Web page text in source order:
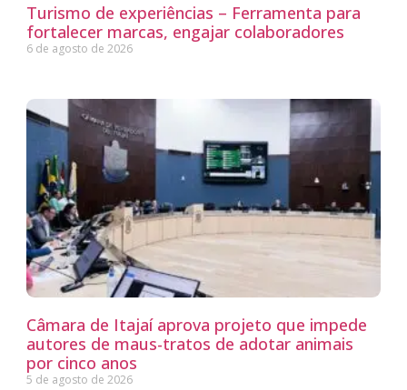
Turismo de experiências – Ferramenta para
fortalecer marcas, engajar colaboradores
6 de agosto de 2026
Câmara de Itajaí aprova projeto que impede
autores de maus-tratos de adotar animais
por cinco anos
5 de agosto de 2026